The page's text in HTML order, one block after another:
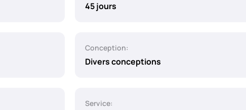
45 jours
Conception:
Divers conceptions
Service: